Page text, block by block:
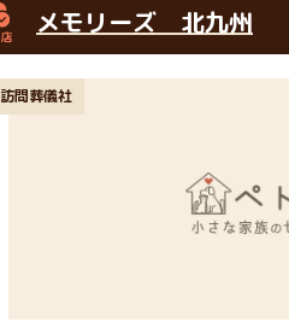
メモリーズ 北九州
訪問葬儀社